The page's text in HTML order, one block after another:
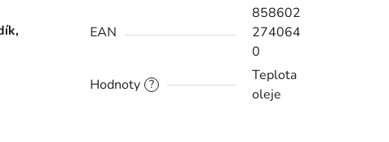
EAN
858602
274064
0
?
Hodnoty
Teplota
oleje